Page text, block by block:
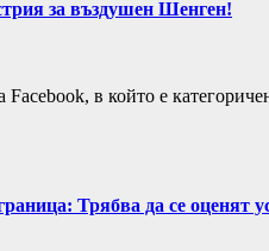
за въздушен Шенген!
в който е
Трябва да се оценят